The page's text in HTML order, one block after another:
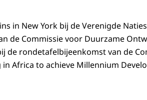
in New York bij de Verenigde
de Commissie voor Duurzame
de rondetafelbijeenkomst van de
Africa to achieve Millennium